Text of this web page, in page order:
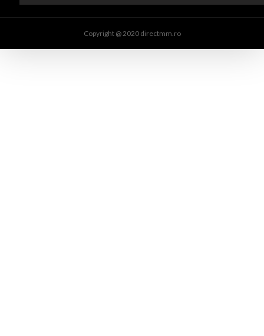
Copyright @ 2020 directmm.ro